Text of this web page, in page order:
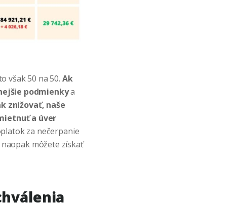
však 50 na 50. Ak
podmienkya
znižovať, naše
a úver
za nečerpanie
môžete získať